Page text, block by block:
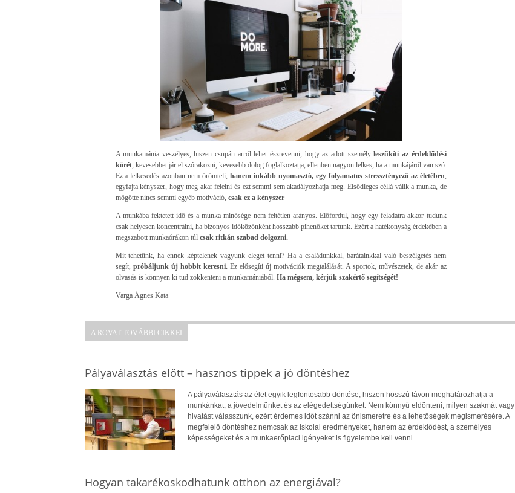
A munkamánia veszélyes, hiszen csupán arról lehet észrevenni, hogy az adott személyleszűkíti az érdeklődési
körét, kevesebbet jár el szórakozni, kevesebb dolog foglalkoztatja, ellenben nagyon lelkes, ha a munkájáról van szó.
Ez a lelkesedés azonban nem örömteli,hanem inkább nyomasztó, egy folyamatos stressztényező az életében
egyfajta kényszer, hogy meg akar felelni és ezt semmi sem akadályozhatja meg. Elsődleges céllá válik a munka, de
mögötte nincs semmi egyéb motiváció, csak ez a kényszer
A munkába fektetett idő és a munka minősége nem feltétlen arányos. Előfordul, hogy egy feladatra akkor tudunk
csak helyesen koncentrálni, ha bizonyos időközönként hosszabb pihenőket tartunk. Ezért a hatékonyság érdekében a
megszabott munkaórákon túl csak ritkán szabad dolgozni.
Mit tehetünk, ha ennek képtelenek vagyunk eleget tenni? Ha a családunkkal, barátainkkal való beszélgetés nem
segít, próbáljunk új hobbit keresni.Ez elősegíti új motivációk megtalálását. A sportok, művészetek, de akár az
olvasás is könnyen ki tud zökkenteni a munkamániából. Ha mégsem, kérjük szakértő segítségét!
Varga Ágnes Kata
A ROVAT TOVÁBBI CIKKEI
Pályaválasztás előtt – hasznos tippek a jó döntéshez
A pályaválasztás az élet egyik legfontosabb döntése, hiszen hosszú távon meghatározhatja a
munkánkat, a jövedelmünket és az elégedettségünket. Nem könnyű eldönteni, milyen szakmát vagy
hivatást válasszunk, ezért érdemes időt szánni az önismeretre és a lehetőségek megismerésére. A
megfelelő döntéshez nemcsak az iskolai eredményeket, hanem az érdeklődést, a személyes
képességeket és a munkaerőpiaci igényeket is figyelembe kell venni.
Hogyan takarékoskodhatunk otthon az energiával?